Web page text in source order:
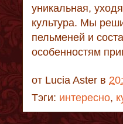
уникальная,
культура. Мы
пельменей и
особенностям
от Lucia Aster в
Тэги: интересно,